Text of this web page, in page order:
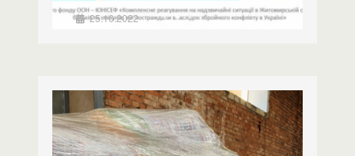
25.10.2022